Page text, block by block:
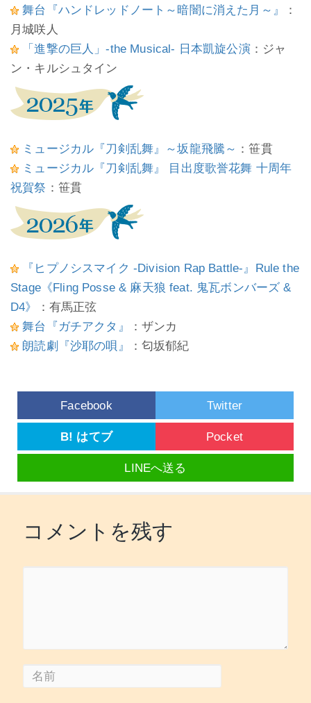
舞台『ハンドレッドノート～暗闇に消えた月～』
：
月城咲人
「進撃の巨人」-the Musical- 日本凱旋公演 ：ジャ
ン・キルシュタイン
ミュージカル『刀剣乱舞』～坂龍飛騰～ ：笹貫
ミュージカル『刀剣乱舞』 目出度歌誉花舞 十周年
祝賀祭 ：笹貫
『ヒプノシスマイク -Division Rap Battle-』Rule the
Stage《Fling Posse & 麻天狼 feat. 鬼瓦ボンバーズ &
D4》
：有馬正弦
舞台『ガチアクタ』
：ザンカ
朗読劇『沙耶の唄』
：匂坂郁紀
Facebook Twitter
B! はてブ Pocket
LINEへ送る
コメントを残す